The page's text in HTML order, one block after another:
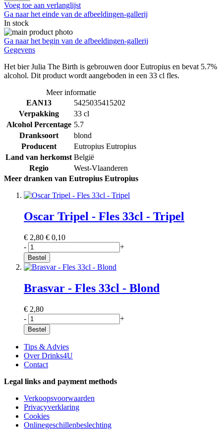
Voeg toe aan verlanglijst
Ga naar het einde van de afbeeldingen-gallerij
In stock
Ga naar het begin van de afbeeldingen-gallerij
Gegevens
Het bier Julia The Birth is gebrouwen door Eutropius en bevat 5.7%
alcohol. Dit product wordt aangeboden in een 33 cl fles.
Meer informatie
EAN13
5425035415202
Verpakking
33 cl
Alcohol Percentage 5.7
Dranksoort
blond
Producent
Eutropius Eutropius
Land van herkomst België
Regio
West-Vlaanderen
Meer dranken van Eutropius Eutropius
Oscar Tripel - Fles 33cl - Tripel
€ 2,80 € 0,10
-
+
Bestel
Brasvar - Fles 33cl - Blond
€ 2,80
-
+
Bestel
Tips & Advies
Over Drinks4U
Contact
Legal links and payment methods
Verkoopsvoorwaarden
Privacyverklaring
Cookies
Onlinegeschillenbeslechting